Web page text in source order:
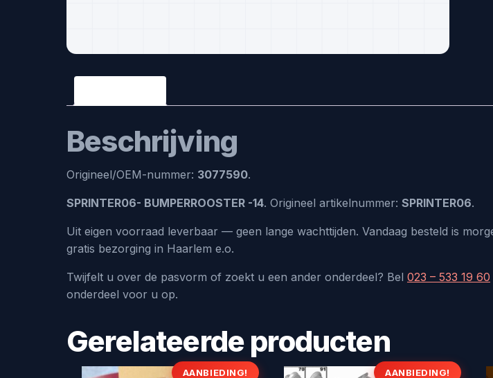
Beschrijving
Origineel/OEM-nummer: 3077590.
SPRINTER06- BUMPERROOSTER -14. Origineel artikelnummer: SPRINTER06.
Uit eigen voorraad leverbaar — geen lange wachttijden. Vandaag besteld is
gratis bezorging in Haarlem e.o.
Twijfelt u over de pasvorm of zoekt u een ander onderdeel? Bel 023 – 533 19 60
onderdeel voor u op.
Gerelateerde producten
AANBIEDING! AANBIEDING!